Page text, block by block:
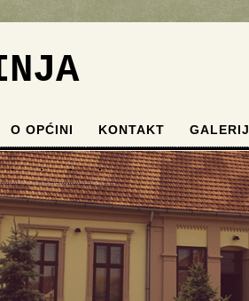
O OPĆINI KONTAKT
. . . .